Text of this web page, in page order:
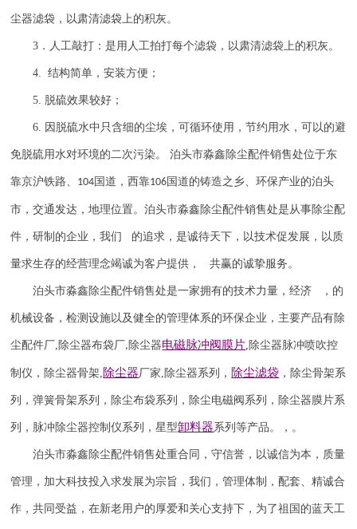
尘器滤袋，以肃清滤袋上的积灰。
3 ．人工敲打：是用人工拍打每个滤袋，以肃清滤袋上的积灰。
4.结构简单，安装方便；
5. 脱硫效果较好；
6. 因脱硫水中只含细的尘埃，可循环使用，节约用水，可以的避
免脱硫用水对环境的二次污染。 泊头市淼鑫除尘配件销售处位于东
靠京沪铁路、 104 国道，西靠106 国道的铸造之乡、环保产业的泊头
市，交通发达，地理位置。泊头市淼鑫除尘配件销售处是从事除尘配
件，研制的企业，我们 的追求，是诚待天下，以技术促发展，以质
量求生存的经营理念竭诚为客户提供， 共赢的诚挚服务。
泊头市淼鑫除尘配件销售处是一家拥有的技术力量，经济 ，的
机械设备，检测设施以及健全的管理体系的环保企业，主要产品有除
尘配件厂, 除尘器布袋厂, 除尘器电磁脉冲阀膜片, 除尘器脉冲喷吹控
制仪 ， 除尘器骨架,除尘器厂家, 除尘器系列， 除尘滤袋 ，除尘骨架系
列，弹簧骨架系列，除尘布袋系列，除尘电磁阀系列，除尘器膜片系
列，脉冲除尘器控制仪系列，星型卸料器系列等产品。，。
泊头市淼鑫除尘配件销售处重合同，守信誉，以诚信为本，质量
管理，加大科技投入求发展为宗旨，我们，管理体制，配套、精诚合
作，共同受益，在新老用户的厚爱和关心支持下，为了祖国的蓝天工